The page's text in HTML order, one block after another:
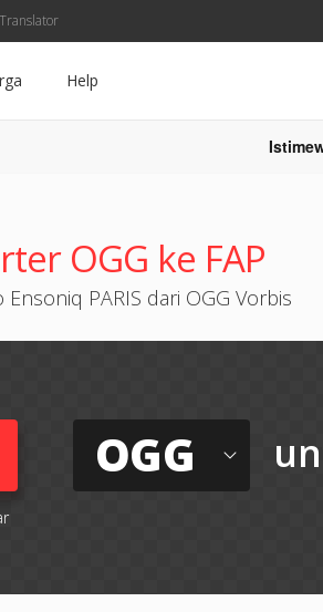
Help
OGG ke FAP
PARIS dari OGG Vorbis
OGG